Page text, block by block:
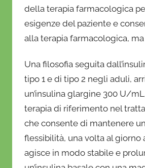
della terapia farmacologica
esigenze del paziente e
alla terapia farmacologica,
Una filosofia seguita
tipo 1 e di tipo 2 negli aduli,
un’insulina glargine 300 U/
terapia di riferimento nel
che consente di mantenere
flessibilità, una volta al giorno
agisce in modo stabile e